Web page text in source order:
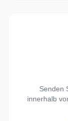
Senden
innerhalb